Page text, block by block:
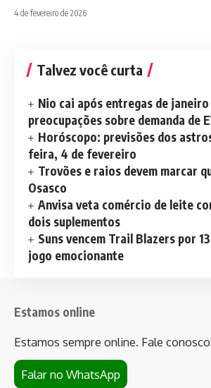
4 de fevereiro de 2026
Talvez você curta
Nio cai após entregas de
preocupações sobre demanda de
Horóscopo: previsões dos
feira, 4 de fevereiro
Trovões e raios devem marcar
Osasco
Anvisa veta comércio de leite
dois suplementos
Suns vencem Trail Blazers por
jogo emocionante
Estamos online
Estamos sempre online. Fale
Falar no WhatsApp